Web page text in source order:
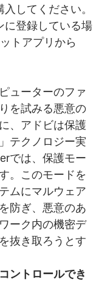
してください。
に登録している場
トアプリから
ューターのファ
を試みる悪意の
、アドビは保護
テクノロジー実
では、保護モー
。このモードを
ムにマルウェア
防ぎ、悪意のあ
ーク内の機密デ
抜き取ろうとす
ントロールでき